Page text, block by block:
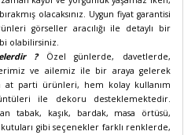
olacaksınız. Uygun fiyat garantisi
görseller aracılığı ile detaylı bir
olabilirsiniz.
?Özel günlerde, davetlerde,
ve ailemiz ile bir araya gelerek
at parti ürünleri, hem kolay kullanım
ile dekoru desteklemektedir.
tabak, kaşık, bardak, masa örtüsü,
gibi seçenekler farklı renklerde,